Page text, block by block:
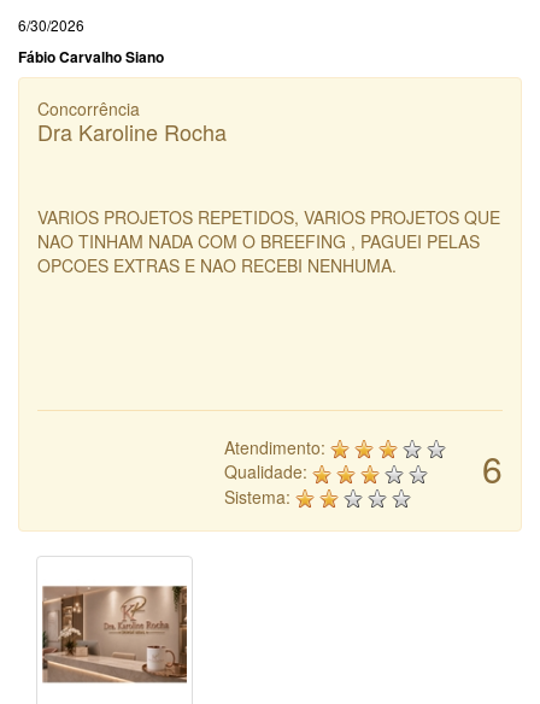
6/30/2026
Fábio Carvalho Siano
Concorrência
Dra Karoline Rocha
VARIOS PROJETOS REPETIDOS, VARIOS PROJETOS QUE
NAO TINHAM NADA COM O BREEFING , PAGUEI PELAS
OPCOES EXTRAS E NAO RECEBI NENHUMA.
6
Atendimento:
Qualidade:
Sistema: